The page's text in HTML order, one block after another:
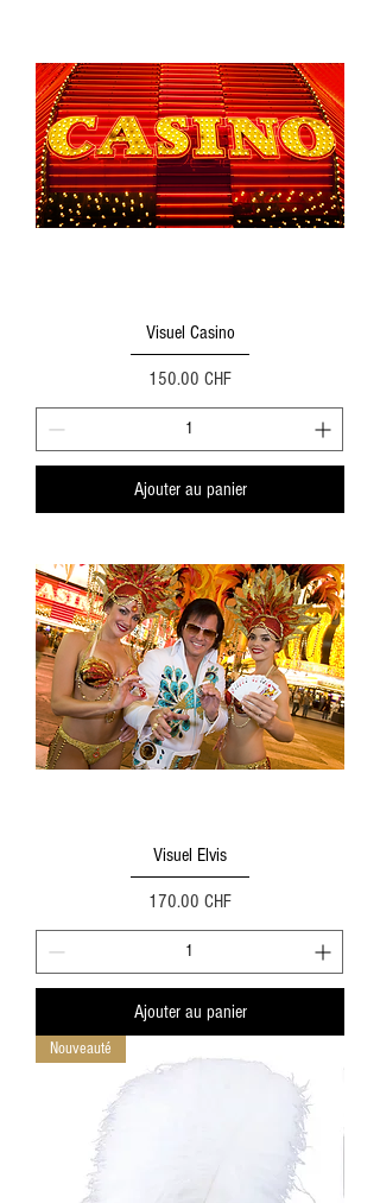
Visuel Casino
Prix
150.00 CHF
Ajouter au panier
Visuel Elvis
Prix
170.00 CHF
Ajouter au panier
Nouveauté